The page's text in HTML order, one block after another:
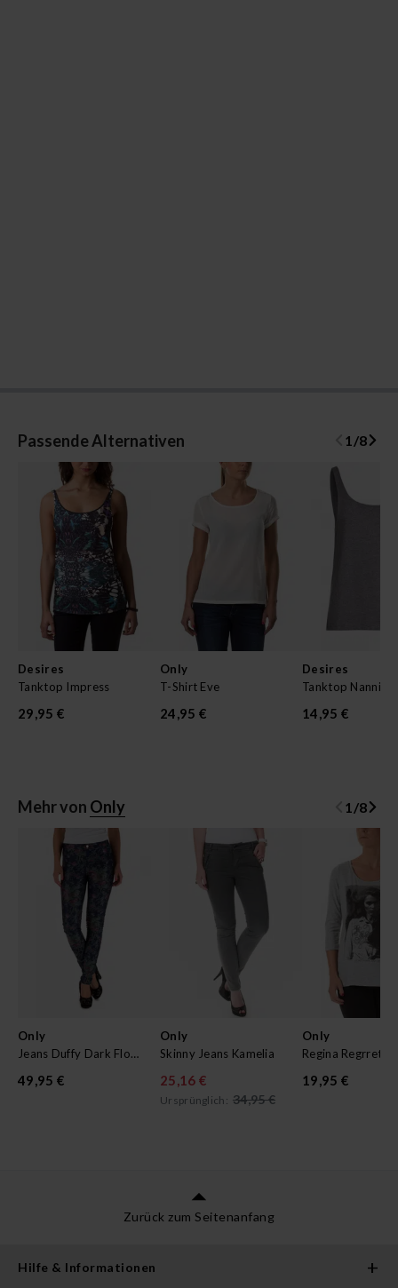
Passende Alternativen 1/8
Desires
Tanktop Impress
29,95 €
Only
T-Shirt Eve
24,95 €
Desires
Tanktop Nannie
14,95 €
Mehr von Only 1 /8
Only
Jeans Duffy Dark Flower Legging
49,95 €
Only
Skinny Jeans Kamelia
25,16 €
Ursprünglich: 34,95 €
Only
19,95 €
Zurück zum Seitenanfang
Hilfe & Informationen